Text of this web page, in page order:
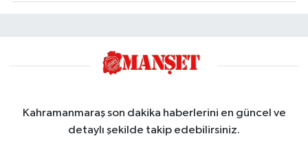
Kahramanmaraş son dakika haberlerini en güncel ve
detaylı şekilde takip edebilirsiniz.